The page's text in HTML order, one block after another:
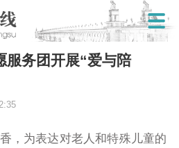
服务团开展“爱与陪
为表达对老人和特殊儿童的